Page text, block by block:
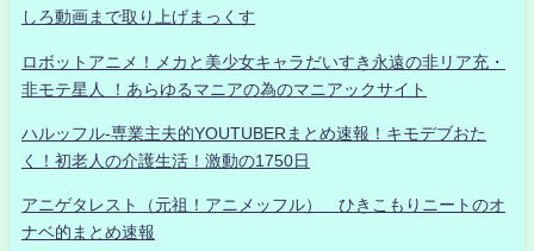
しろ動画まで取り上げまっくす
ロボットアニメ！メカと美少女キャラだいすき永遠の非リア充・
非モテ星人 ！あらゆるマニアの為のマニアックサイト
ハルッフル-専業主夫的YOUTUBERまとめ速報！キモデブおた
く！初老人の介護生活！激動の1750日
アニゲタレスト（元祖！アニメッフル） ひきこもりニートのオ
ナベ的まとめ速報